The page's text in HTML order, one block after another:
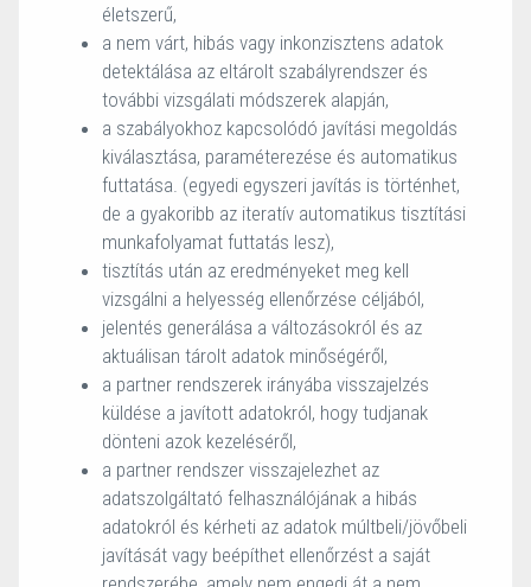
életszerű,
a nem várt, hibás vagy inkonzisztens adatok
detektálása az eltárolt szabályrendszer és
további vizsgálati módszerek alapján,
a szabályokhoz kapcsolódó javítási megoldás
kiválasztása, paraméterezése és automatikus
futtatása. (egyedi egyszeri javítás is történhet,
de a gyakoribb az iteratív automatikus tisztítási
munkafolyamat futtatás lesz),
tisztítás után az eredményeket meg kell
vizsgálni a helyesség ellenőrzése céljából,
jelentés generálása a változásokról és az
aktuálisan tárolt adatok minőségéről,
a partner rendszerek irányába visszajelzés
küldése a javított adatokról, hogy tudjanak
dönteni azok kezeléséről,
a partner rendszer visszajelezhet az
adatszolgáltató felhasználójának a hibás
adatokról és kérheti az adatok múltbeli/jövőbeli
javítását vagy beépíthet ellenőrzést a saját